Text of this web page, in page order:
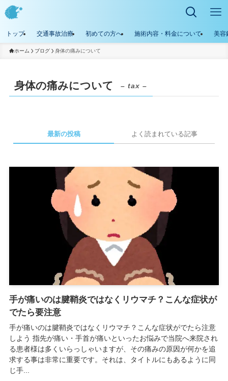
トップ 交通事故治療 初めての方へ 施術内容・料金について 美容
ホーム ブログ 身体の痛みについて
身体の痛みについて – tax –
最新の投稿 よく読まれている記事
手が痛いのは腱鞘炎ではなくリウマチ？こんな症状が
でたら要注意
手が痛いのは腱鞘炎ではなくリウマチ？こんな症状がでたら注意
しよう 指先が痛い・手首が痛いといったお悩みで当院へ来院され
る患者様は多くいらっしゃいますが、その痛みの原因が何かを追
求する事は非常に重要です。それは、タイトルにもあるように同
じ手...